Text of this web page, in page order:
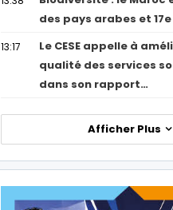
des pays arabes et
13:17
Le CESE appelle à
qualité des services
dans son rapport…
Afficher Plus